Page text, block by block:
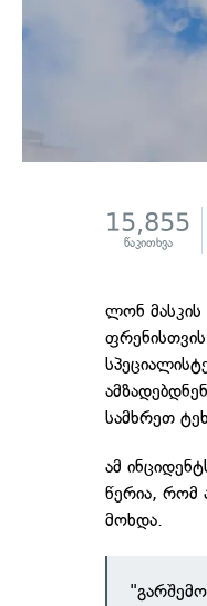
15,855
წაკითხვა
ლონ მასკის
სამხრეთ
ამ
წერია, რომ
მოხდა.